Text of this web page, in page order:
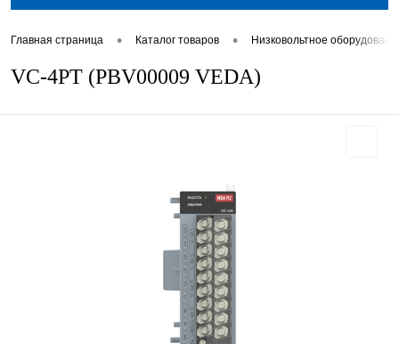
Главная страница • Каталог товаров • Низковольтное
VC-4PT (PBV00009 VEDA)